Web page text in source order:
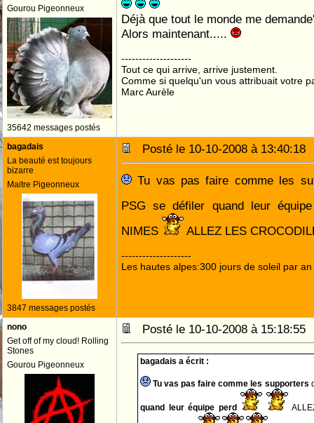
Gourou Pigeonneux
35642 messages postés
Déjà que tout le monde me
Alors maintenant.....
--------------------
Tout ce qui arrive, arrive justement.
Comme si quelqu'un vous attribuait votre
Marc Aurèle
bagadais
La beauté est toujours
bizarre
Maitre Pigeonneux
3847 messages postés
Posté le 10-10-2008 à
Tu vas pas faire comme les
PSG se défiler quand leur
NIMES
ALLEZ LES
--------------------
Les hautes alpes:300 jours de soleil par an
nono
Get off of my cloud! Rolling
Stones
Gourou Pigeonneux
Posté le 10-10-2008 à
bagadais a écrit :
Tu vas pas faire comme les supporters
quand leur équipe perd